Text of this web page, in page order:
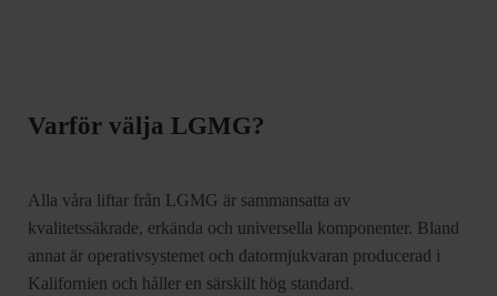
Varför välja LGMG?
Alla våra liftar från LGMG är sammansatta av
kvalitetssäkrade, erkända och universella komponenter. Bland
annat är operativsystemet och datormjukvaran producerad i
Kalifornien och håller en särskilt hög standard.